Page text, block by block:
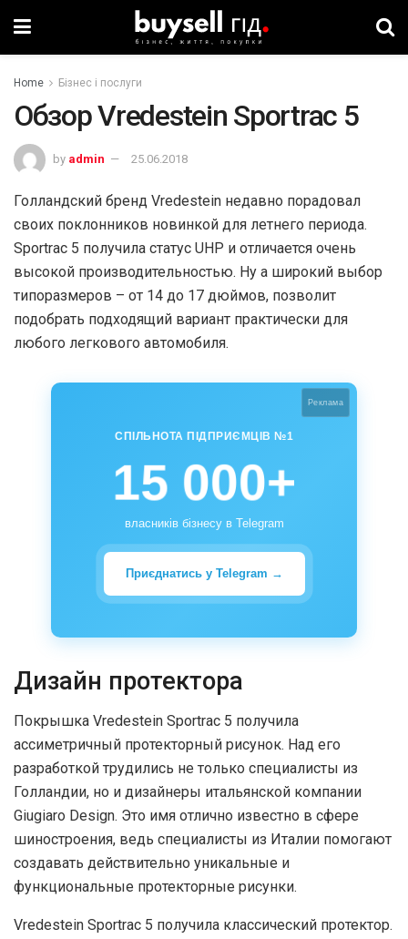
Home Бізнес і послуги
Обзор Vredestein Sportrac 5
by admin 25.06.2018
Голландский бренд Vredestein недавно порадовал
своих поклонников новинкой для летнего периода.
Sportrac 5 получила статус UHP и отличается очень
высокой производительностью. Ну а широкий выбор
типоразмеров – от 14 до 17 дюймов, позволит
подобрать подходящий вариант практически для
любого легкового автомобиля.
Реклама
СПІЛЬНОТА ПІДПРИЄМЦІВ №1
15 000+
власників бізнесу в Telegram
Приєднатись у Telegram →
Дизайн протектора
Покрышка Vredestein Sportrac 5 получила
ассиметричный протекторный рисунок. Над его
разработкой трудились не только специалисты из
Голландии, но и дизайнеры итальянской компании
Giugiaro Design. Это имя отлично известно в сфере
шиностроения, ведь специалисты из Италии помогают
создавать действительно уникальные и
функциональные протекторные рисунки.
Vredestein Sportrac 5 получила классический протектор.